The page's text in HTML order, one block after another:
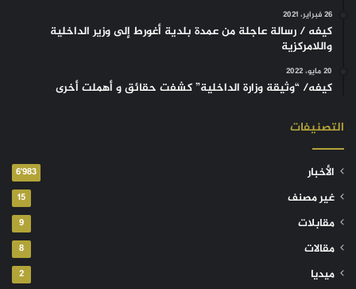
26 فبراير، 2021
كيفه / رسالة عاجلة من عمدة بلدية أغورط إلى وزير الداخلية
واللامركزية
20 مايو، 2022
كيفه/ “وثيقة وزارة الداخلية” كشفت حقائق و أهملت أخرى
التصنيفات
الأخبار 6٬983
غير مصنف 15
مقابلات 9
مقالات 8
ميديا 2